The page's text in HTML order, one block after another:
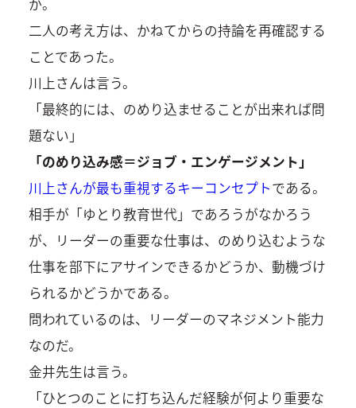
二人の考え方は、かねてからの持論を再確認する
ことであった。
川上さんは言う。
「最終的には、のめり込ませることが出来れば問
題ない」
「のめり込み感＝ジョブ・エンゲージメント」
川上さんが最も重視するキーコンセプトである。
相手が「ゆとり教育世代」であろうがなかろう
が、リーダーの重要な仕事は、のめり込むような
仕事を部下にアサインできるかどうか、動機づけ
られるかどうかである。
問われているのは、リーダーのマネジメント能力
なのだ。
金井先生は言う。
「ひとつのことに打ち込んだ経験が何より重要な